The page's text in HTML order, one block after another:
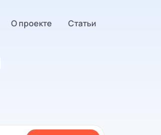
О проекте Статьи